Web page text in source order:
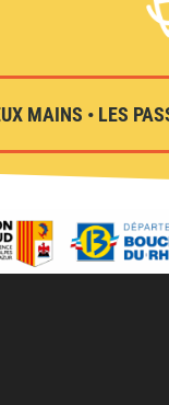
MAINS • LES